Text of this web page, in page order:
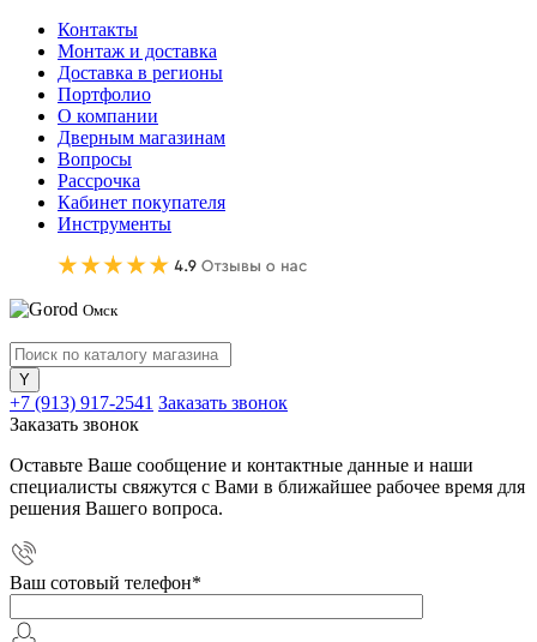
Контакты
Монтаж и доставка
Доставка в регионы
Портфолио
О компании
Дверным магазинам
Вопросы
Рассрочка
Кабинет покупателя
Инструменты
Омск
+7 (913) 917-2541 Заказать звонок
Заказать звонок
Оставьте Ваше сообщение и контактные данные и наши
специалисты свяжутся с Вами в ближайшее рабочее время для
решения Вашего вопроса.
Ваш сотовый телефон*